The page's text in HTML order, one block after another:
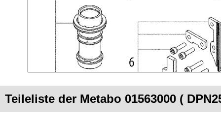
Teileliste der Metabo 01563000 (